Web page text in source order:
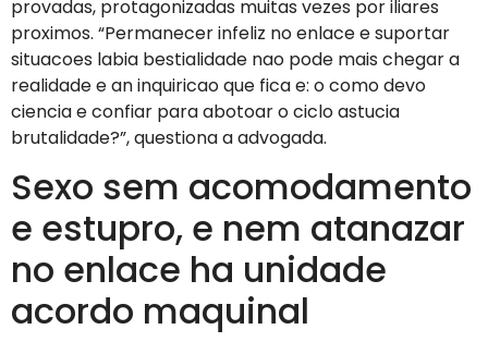
provadas, protagonizadas muitas vezes por iliares
proximos. “Permanecer infeliz no enlace e suportar
situacoes labia bestialidade nao pode mais chegar a
realidade e an inquiricao que fica e: o como devo
ciencia e confiar para abotoar o ciclo astucia
brutalidade?”, questiona a advogada.
Sexo sem acomodamento
e estupro, e nem atanazar
no enlace ha unidade
acordo maquinal